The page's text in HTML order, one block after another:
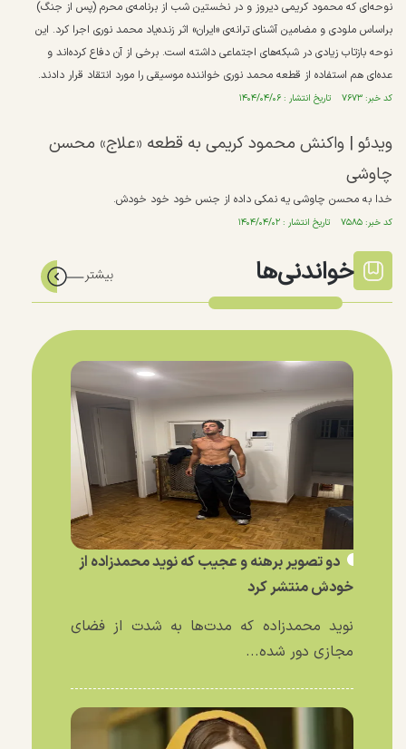
نوحه‌ای که محمود کریمی دیروز و در نخستین شب از برنامه‌ی محرم (پس از جنگ)
براساس ملودی و مضامین آشنای ترانه‌ی «ایران» اثر زنده‌یاد محمد نوری اجرا کرد. این
نوحه بازتاب زیادی در شبکه‌های اجتماعی داشته است. برخی از آن دفاع کرده‌اند و
عده‌ای هم استفاده از قطعه محمد نوری خواننده موسیقی را مورد انتقاد قرار دادند.
کد خبر: ۷۶۷۳ تاریخ انتشار : ۱۴۰۴/۰۴/۰۶
ویدئو | واکنش محمود کریمی به قطعه «علاج» محسن
چاوشی
خدا به محسن چاوشی یه نمکی داده از جنس خود خود خودش.
کد خبر: ۷۵۸۵ تاریخ انتشار : ۱۴۰۴/۰۴/۰۲
خواندنی‌ها
دو تصویر برهنه و عجیب که نوید محمدزاده از
خودش منتشر کرد
نوید محمدزاده که مدت‌ها به شدت از فضای
مجازی دور شده...